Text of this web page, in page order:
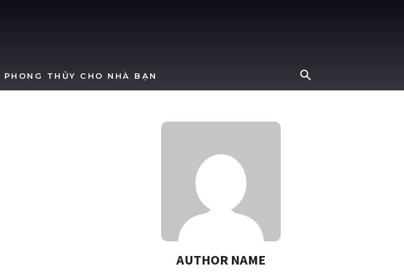
PHONG THỦY CHO NHÀ BẠN
AUTHOR NAME